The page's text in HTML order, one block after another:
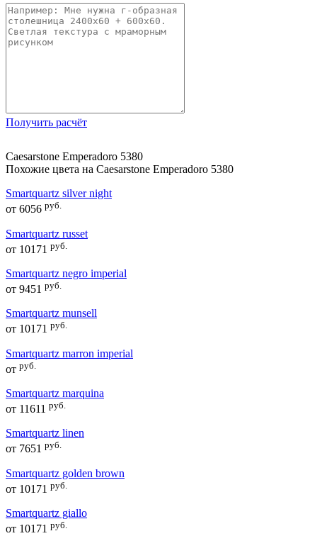
Получить расчёт
Caesarstone Emperadoro 5380
Похожие цвета на Caesarstone Emperadoro 5380
Smartquartz silver night
от 6056 руб.
Smartquartz russet
от 10171 руб.
Smartquartz negro imperial
от 9451 руб.
Smartquartz munsell
от 10171 руб.
Smartquartz marron imperial
от руб.
Smartquartz marquina
от 11611 руб.
Smartquartz linen
от 7651 руб.
Smartquartz golden brown
от 10171 руб.
Smartquartz giallo
от 10171 руб.